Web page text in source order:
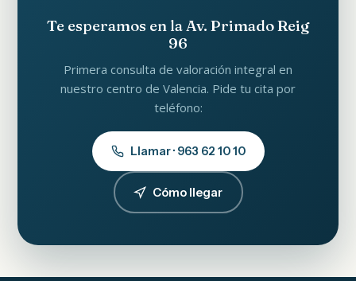
Te esperamos en la Av. Primado Reig
96
Primera consulta de valoración integral en
nuestro centro de Valencia. Pide tu cita por
teléfono:
Llamar · 963 62 10 10
Cómo llegar